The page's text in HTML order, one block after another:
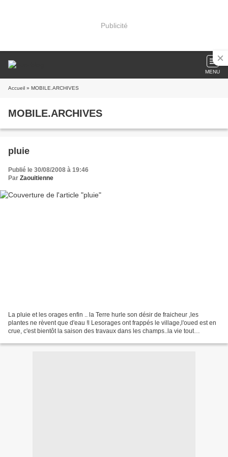
Publicité
MENU
Accueil » MOBILE.ARCHIVES
MOBILE.ARCHIVES
pluie
Publié le 30/08/2008 à 19:46
Par Zaouitienne
La pluie et les orages enfin .. la Terre hurle son désir de fraicheur ,les
plantes ne rèvent que d'eau !l Lesorages ont frappés le village,l'oued est en
crue, c'est bientôt la saison des travaux dans les champs..la vie tout